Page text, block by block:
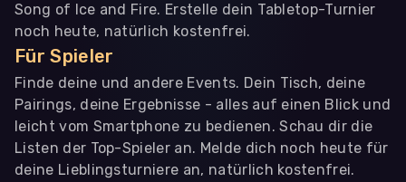
Song of Ice and Fire. Erstelle dein Tabletop-Turnier
noch heute, natürlich kostenfrei.
Für Spieler
Finde deine und andere Events. Dein Tisch, deine
Pairings, deine Ergebnisse - alles auf einen Blick und
leicht vom Smartphone zu bedienen. Schau dir die
Listen der Top-Spieler an. Melde dich noch heute für
deine Lieblingsturniere an, natürlich kostenfrei.